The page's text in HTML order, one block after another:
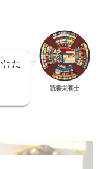
た
読書栄養士